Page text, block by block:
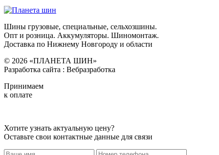
Шины грузовые, специальные, сельхозшины.
Опт и розница. Аккумуляторы. Шиномонтаж.
Доставка по Нижнему Новгороду и области
© 2026 «ПЛАНЕТА ШИН»
Разработка сайта : Вебразработка
Принимаем
к оплате
Хотите узнать актуальную цену?
Оставьте свои контактные данные для связи